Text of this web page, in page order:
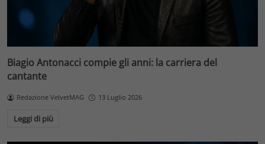
Biagio Antonacci compie gli anni: la carriera del
cantante
Redazione VelvetMAG 13 Luglio 2026
Leggi di più